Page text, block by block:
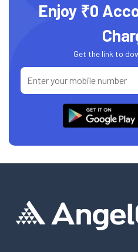
Enjoy ₹0
Get the link to